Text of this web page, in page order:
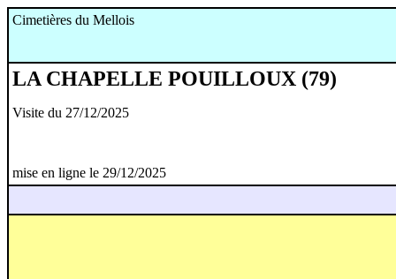
Cimetières du Mellois
LA CHAPELLE POUILLOUX (79)
Visite du 27/12/2025
mise en ligne le 29/12/2025